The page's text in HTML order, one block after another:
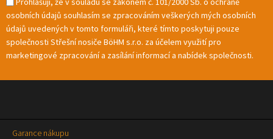
osobních údajů souhlasím se zpracováním veškerých mých osobních
údajů uvedených v tomto formuláři, které tímto poskytuji pouze
společnosti Střešní nosiče BöHM s.r.o. za účelem využití pro
marketingové zpracování a zasílání informací a nabídek společnosti.
Garance nákupu